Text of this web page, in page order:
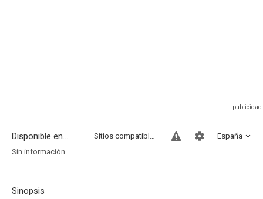
Disponible en... España
Sitios compatibles
Sin información
Sinopsis